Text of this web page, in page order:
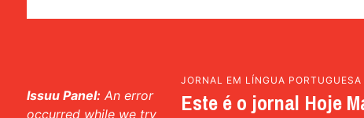
Issuu Panel: An error
occurred while we try
JORNAL EM LÍNGUA PORTUGUESA
Este é o jornal Hoje